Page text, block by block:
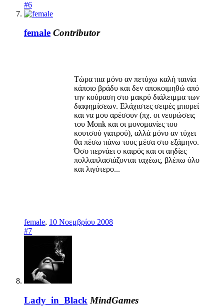
#6
female Contributor
Τώρα πια μόνο αν πετύχω καλή ταινία
κάποιο βράδυ και δεν αποκοιμηθώ από
την κούραση στο μακρύ διάλειμμα των
διαφημίσεων. Ελάχιστες σειρές μπορεί
και να μου αρέσουν (πχ. οι νευρώσεις
του Monk και οι μονομανίες του
κουτσού γιατρού), αλλά μόνο αν τύχει
θα πέσω πάνω τους μέσα στο εξάμηνο.
Όσο περνάει ο καιρός και οι αηδίες
πολλαπλασιάζονται ταχέως, βλέπω όλο
και λιγότερο...
female, 10 Νοεμβρίου 2008
#7
Lady_in_Black MindGames